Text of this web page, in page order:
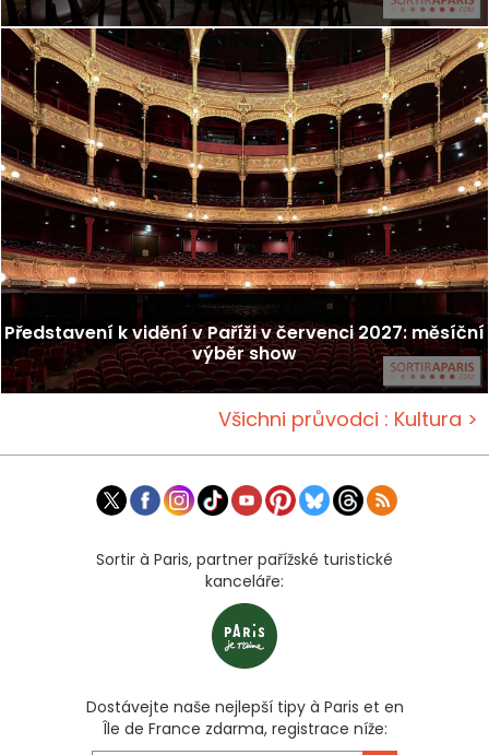
Představení k vidění v Paříži v červenci 2027: měsíční
výběr show
Všichni průvodci : Kultura >
Sortir à Paris, partner pařížské turistické
kanceláře:
Dostávejte naše nejlepší tipy à Paris et en
Île de France zdarma, registrace níže: